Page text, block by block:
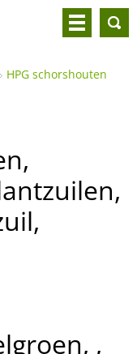
HPG schorshouten
,